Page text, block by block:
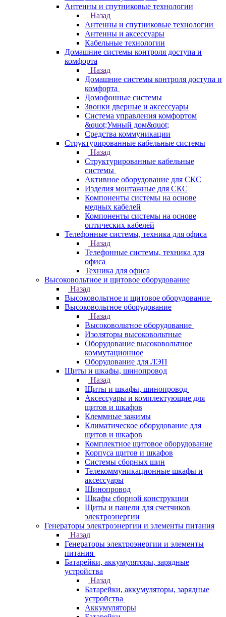
Антенны и спутниковые технологии
Назад
Антенны и спутниковые технологии
Антенны и аксессуары
Кабельные технологии
Домашние системы контроля доступа и
комфорта
Назад
Домашние системы контроля доступа и
комфорта
Домофонные системы
Звонки дверные и аксессуары
Система управления комфортом
&quot;Умный дом&quot;
Средства коммуникации
Структурированные кабельные системы
Назад
Структурированные кабельные
системы
Активное оборудование для СКС
Изделия монтажные для СКС
Компоненты системы на основе
медных кабелей
Компоненты системы на основе
оптических кабелей
Телефонные системы, техника для офиса
Назад
Телефонные системы, техника для
офиса
Техника для офиса
Высоковольтное и щитовое оборудование
Назад
Высоковольтное и щитовое оборудование
Высоковольтное оборудование
Назад
Высоковольтное оборудование
Изоляторы высоковольтные
Оборудование высоковольтное
коммутационное
Оборудование для ЛЭП
Щиты и шкафы, шинопровод
Назад
Щиты и шкафы, шинопровод
Аксессуары и комплектующие для
щитов и шкафов
Клеммные зажимы
Климатическое оборудование для
щитов и шкафов
Комплектное щитовое оборудование
Корпуса щитов и шкафов
Системы сборных шин
Телекоммуникационные шкафы и
аксессуары
Шинопровод
Шкафы сборной конструкции
Щиты и панели для счетчиков
электроэнергии
Генераторы электроэнергии и элементы питания
Назад
Генераторы электроэнергии и элементы
питания
Батарейки, аккумуляторы, зарядные
устройства
Назад
Батарейки, аккумуляторы, зарядные
устройства
Аккумуляторы